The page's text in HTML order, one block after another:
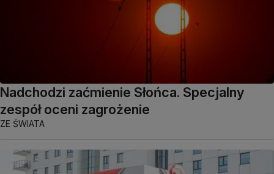
Nadchodzi zaćmienie Słońca. Specjalny
zespół oceni zagrożenie
ZE ŚWIATA